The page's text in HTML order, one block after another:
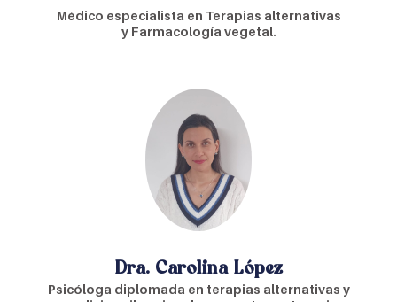
Médico especialista en Terapias alternativas
y Farmacología vegetal.
Dra. Carolina López
Psicóloga diplomada en terapias alternativas y